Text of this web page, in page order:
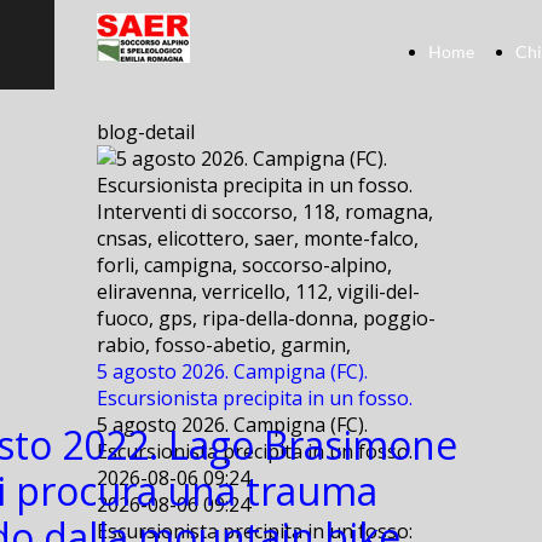
Home
blog-detail
Interventi di soccorso, 118, romagna,
cnsas, elicottero, saer, monte-falco,
forli, campigna, soccorso-alpino,
eliravenna, verricello, 112, vigili-del-
fuoco, gps, ripa-della-donna, poggio-
rabio, fosso-abetio, garmin,
5 agosto 2026. Campigna (FC).
Escursionista precipita in un fosso.
5 agosto 2026. Campigna (FC).
Escursionista precipita in un fosso.
2026-08-06 09:24
2026-08-06 09:24
Escursionista precipita in un fosso:
2022. Lago Brasimone
procura una trauma